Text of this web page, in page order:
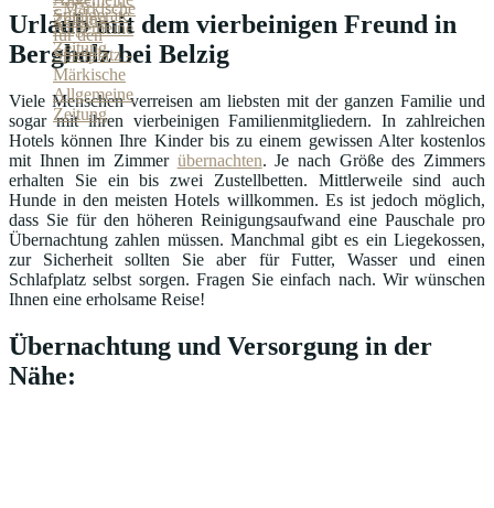
Urlaub mit dem vierbeinigen Freund in
Bergholz bei Belzig
Viele Menschen verreisen am liebsten mit der ganzen Familie und
sogar mit ihren vierbeinigen Familienmitgliedern. In zahlreichen
Hotels können Ihre Kinder bis zu einem gewissen Alter kostenlos
mit Ihnen im Zimmer übernachten. Je nach Größe des Zimmers
erhalten Sie ein bis zwei Zustellbetten. Mittlerweile sind auch
Hunde in den meisten Hotels willkommen. Es ist jedoch möglich,
dass Sie für den höheren Reinigungsaufwand eine Pauschale pro
Übernachtung zahlen müssen. Manchmal gibt es ein Liegekossen,
zur Sicherheit sollten Sie aber für Futter, Wasser und einen
Schlafplatz selbst sorgen. Fragen Sie einfach nach. Wir wünschen
Ihnen eine erholsame Reise!
Übernachtung und Versorgung in der
Nähe: